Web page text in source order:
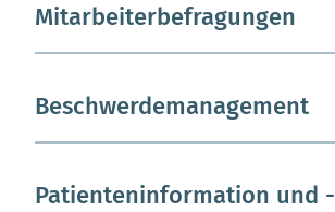
Mitarbeiterbefragungen
Beschwerdemanagement
Patienteninformation und -